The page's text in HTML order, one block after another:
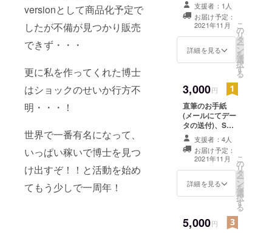
versionとして商品化予定で
したが不備が見つかり販売
できず・・・
更に私を作ってくれた博士
はショックのせいか行方不
明・・・！
世界で一番有名になって、
いっぱい稼いで博士を見つ
け出すぞ！！と活動を始め
てもう少しで一周年！
支援者：1人
お届け予定：
2021年11月
詳細を見る
こ
の
リ
タ
ー
ン
を
選
択
す
る
3,000円
直筆のお手紙
(メールにてデー
タの送付)、SNS
等で使えるオリ
ジナルアイコ
ン、お礼ボイス
支援者：4人
お届け予定：
2021年11月
詳細を見る
こ
の
リ
タ
ー
ン
を
選
択
す
る
5,000円